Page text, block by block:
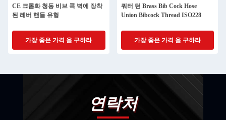
CE 크롬화 청동 비브 콕 벽에 장착
된 레버 핸들 유형
가장 좋은 가격 을 구하라
쿼터 턴 Brass Bib Cock Hose
Union Bibcock Thread ISO228
가장 좋은 가격 을 구하라
연락처